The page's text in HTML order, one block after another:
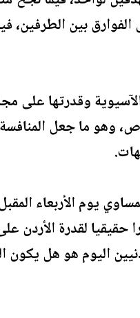
بالنظر إلى الفوارق بين
وقدرتها على
وهو ما جعل
يوم الأربعاء
حقيقيا لقدرة
اليوم هو هل يكون